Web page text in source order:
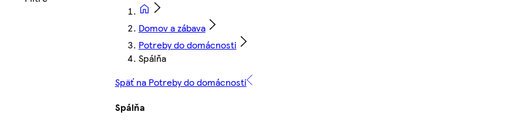
Domov a zábava
Potreby do domácnosti
Spálňa
Späť na Potreby do domácnosti
Spálňa